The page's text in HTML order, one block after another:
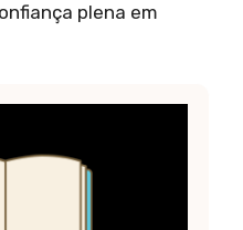
plena em